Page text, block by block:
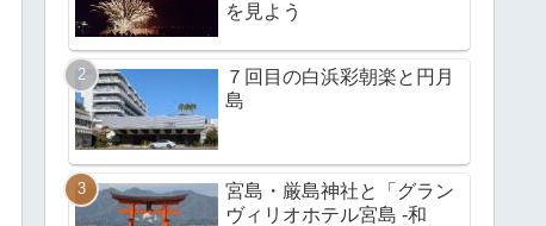
を見よう
７回目の白浜彩朝楽と円月
島
宮島・厳島神社と「グラン
ヴィリオホテル宮島 -和